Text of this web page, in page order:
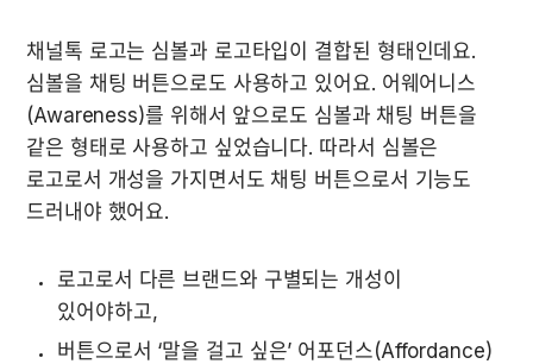
채널톡 로고는 심볼과 로고타입이 결합된 형태인데요.
심볼을 채팅 버튼으로도 사용하고 있어요. 어웨어니스
(Awareness)를 위해서 앞으로도 심볼과 채팅 버튼을
같은 형태로 사용하고 싶었습니다. 따라서 심볼은
로고로서 개성을 가지면서도 채팅 버튼으로서 기능도
드러내야 했어요.
로고로서 다른 브랜드와 구별되는 개성이
있어야하고,
버튼으로서 ‘말을 걸고 싶은’ 어포던스(Affordance)